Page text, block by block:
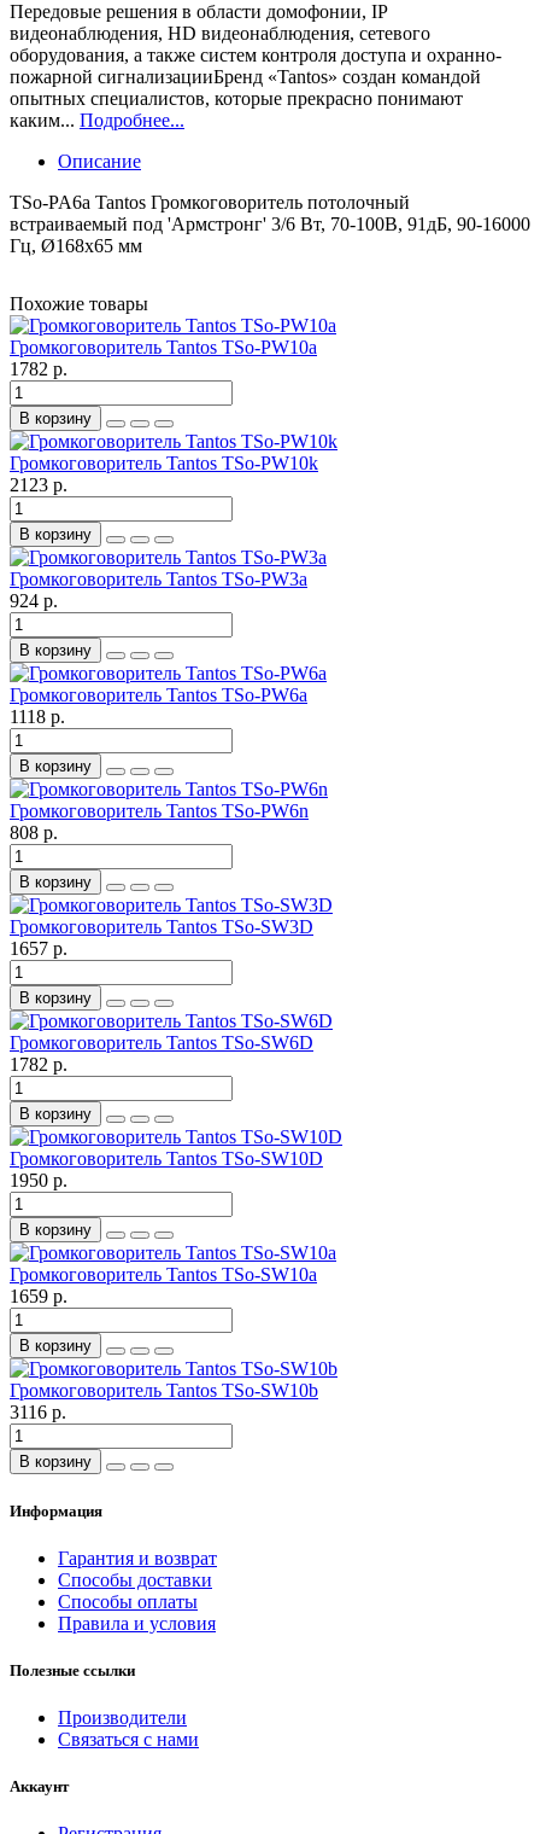
Передовые решения в области домофонии, IP
видеонаблюдения, HD видеонаблюдения, сетевого
оборудования, а также систем контроля доступа и охранно-
пожарной сигнализацииБренд «Tantos» создан командой
опытных специалистов, которые прекрасно понимают
каким... Подробнее...
Описание
TSo-PA6a Tantos Громкоговоритель потолочный
встраиваемый под 'Армстронг' 3/6 Вт, 70-100В, 91дБ, 90-16000
Гц, Ø168х65 мм
Похожие товары
Громкоговоритель Tantos TSo-PW10a
1782 р.
В корзину
Громкоговоритель Tantos TSo-PW10k
2123 р.
В корзину
Громкоговоритель Tantos TSo-PW3a
924 р.
В корзину
Громкоговоритель Tantos TSo-PW6a
1118 р.
В корзину
Громкоговоритель Tantos TSo-PW6n
808 р.
В корзину
Громкоговоритель Tantos TSo-SW3D
1657 р.
В корзину
Громкоговоритель Tantos TSo-SW6D
1782 р.
В корзину
Громкоговоритель Tantos TSo-SW10D
1950 р.
В корзину
Громкоговоритель Tantos TSo-SW10a
1659 р.
В корзину
Громкоговоритель Tantos TSo-SW10b
3116 р.
В корзину
Информация
Гарантия и возврат
Способы доставки
Способы оплаты
Правила и условия
Полезные ссылки
Производители
Связаться с нами
Аккаунт